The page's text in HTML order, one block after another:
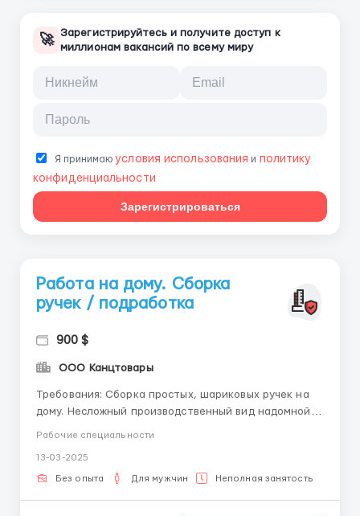
🚀 Зарегистрируйтесь и получите доступ к
миллионам вакансий по всему миру
Я принимаюусловия использования и политику
конфиденциальности
Зарегистрироваться
Работа на дому. Сборка
ручек / подработка
900 $
ООО Канцтовары
Требования: Сборка простых, шариковых ручек на
дому. Несложный производственный вид надомной
работы. Оплата вашей работы является сдельной в
изделий. Обязанности: От Вас: Сборка и фасовка
канцелярских товаров на дому, качественная сборка
Рабочие специальности
13-03-2025
Без опыта Для мужчин Неполная занятость